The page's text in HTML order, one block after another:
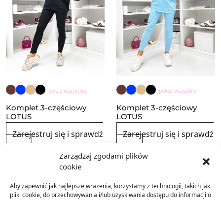
Zarządzaj zgodami plików
cookie
Aby zapewnić jak najlepsze wrażenia, korzystamy z technologii, takich jak
pliki cookie, do przechowywania i/lub uzyskiwania dostępu do informacji o
pokaż wszystkie
Komplet 3-częściowy
LOTUS
Zarejestruj się i sprawdź
cenę!
pokaż wszystkie
Komplet 3-częściowy
LOTUS
Zarejestruj się i sprawdź
cenę!